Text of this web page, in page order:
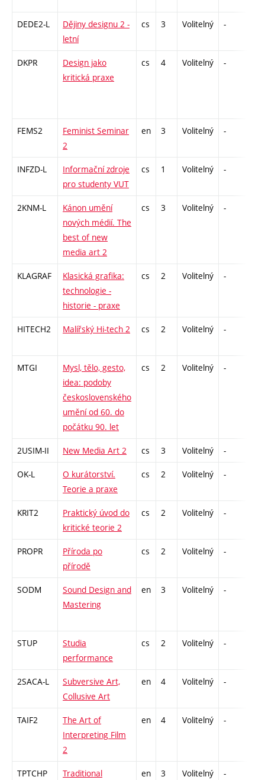
DEDE2-L
Dějiny designu 2 -
letní
cs 3 Volitelný -
DKPR
Design jako
kritická praxe
cs 4 Volitelný -
FEMS2
Feminist Seminar
2
en 3 Volitelný -
INFZD-L
Informační zdroje
pro studenty VUT
cs 1 Volitelný -
2KNM-L
Kánon umění
nových médií. The
best of new
media art 2
cs 3 Volitelný -
KLAGRAF
Klasická grafika:
technologie -
historie - praxe
cs 2 Volitelný -
HITECH2 Malířský Hi-tech 2 cs 2 Volitelný -
MTGI
Mysl, tělo, gesto,
idea: podoby
československého
umění od 60. do
počátku 90. let
cs 2 Volitelný -
2USIM-II New Media Art 2 cs 3 Volitelný -
OK-L
O kurátorství.
Teorie a praxe
cs 2 Volitelný -
KRIT2
Praktický úvod do
kritické teorie 2
cs 2 Volitelný -
PROPR
Příroda po
přírodě
cs 2 Volitelný -
SODM
Sound Design and
Mastering
en 3 Volitelný -
STUP
Studia
performance
cs 2 Volitelný -
2SACA-L
Subversive Art,
Collusive Art
en 4 Volitelný -
TAIF2
The Art of
Interpreting Film
2
en 4 Volitelný -
TPTCHP Traditional en 3 Volitelný -